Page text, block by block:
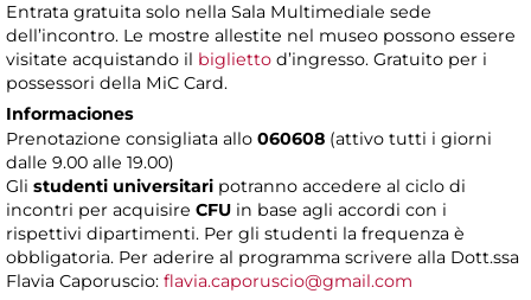
Entrata gratuita solo nella Sala Multimediale sede
dell’incontro. Le mostre allestite nel museo possono essere
visitate acquistando il biglietto d’ingresso. Gratuito per i
possessori della MiC Card.
Informaciones
Prenotazione consigliata allo 060608 (attivo tutti i giorni
dalle 9.00 alle 19.00)
Gli studenti universitari potranno accedere al ciclo di
incontri per acquisire CFU in base agli accordi con i
rispettivi dipartimenti. Per gli studenti la frequenza è
obbligatoria. Per aderire al programma scrivere alla Dott.ssa
Flavia Caporuscio: flavia.caporuscio@gmail.com